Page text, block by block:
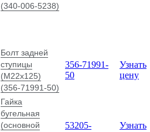
(340-006-5238)
Болт задней
ступицы
(М22х125)
(356-71991-50)
356-71991-
50
Узнать
цену
Гайка
бугельная
(основной
53205-
Узнать